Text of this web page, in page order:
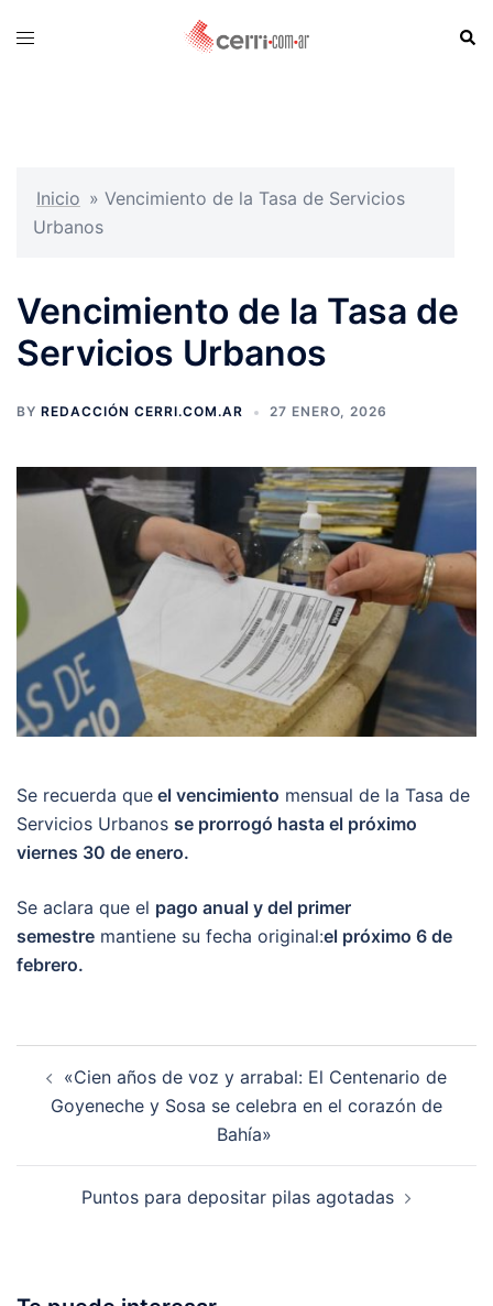
Toggle
Inicio » Vencimiento de la Tasa de Servicios
Urbanos
Vencimiento de la Tasa de
Servicios Urbanos
BY REDACCIÓN CERRI.COM.AR 27 ENERO, 2026
Se recuerda que el vencimiento mensual de la Tasa de
Servicios Urbanos se prorrogó hasta el próximo
viernes 30 de enero.
Se aclara que el pago anual y del primer
semestre mantiene su fecha original:el próximo 6 de
febrero.
navigation
«Cien años de voz y arrabal: El Centenario de
Goyeneche y Sosa se celebra en el corazón de
Bahía»
Puntos para depositar pilas agotadas